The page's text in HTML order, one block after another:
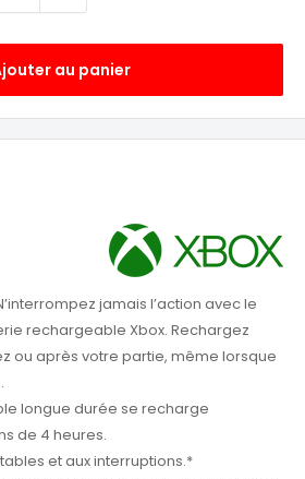
au panier
jamais l’action avec le
rechargeable Xbox. Rechargez
ou après votre partie, même lorsque
longue durée se recharge
de 4 heures.
et aux interruptions.*